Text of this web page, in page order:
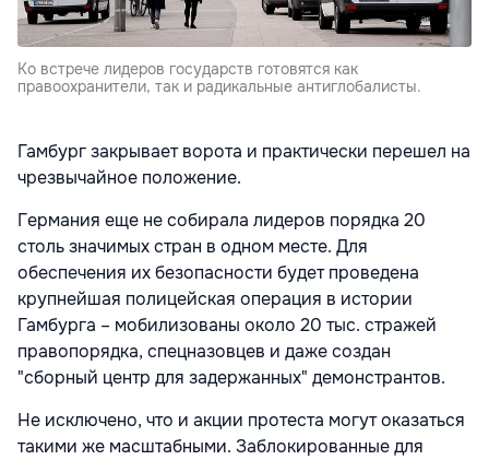
Ко встрече лидеров государств готовятся как
правоохранители, так и радикальные антиглобалисты.
Гамбург закрывает ворота и практически перешел на
чрезвычайное положение.
Германия еще не собирала лидеров порядка 20
столь значимых стран в одном месте. Для
обеспечения их безопасности будет проведена
крупнейшая полицейская операция в истории
Гамбурга – мобилизованы около 20 тыс. стражей
правопорядка, спецназовцев и даже создан
"сборный центр для задержанных" демонстрантов.
Не исключено, что и акции протеста могут оказаться
такими же масштабными. Заблокированные для